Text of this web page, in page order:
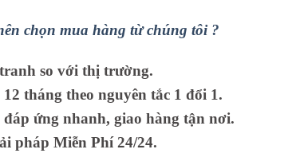
chọn mua hàng từ chúng tôi ?
so với thị trường.
tháng theo nguyên tắc 1 đổi 1.
ứng nhanh, giao hàng tận nơi.
pháp Miễn Phí 24/24.